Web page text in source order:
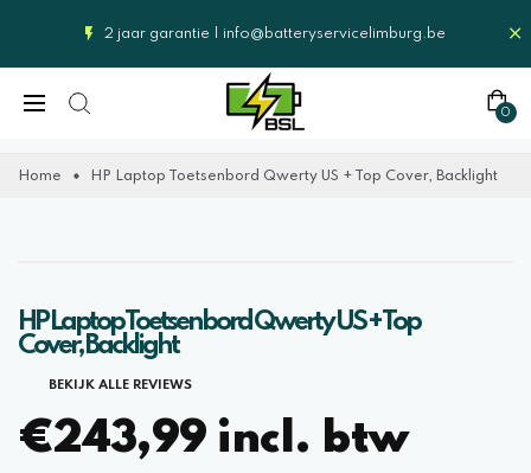
2 jaar garantie | info@batteryservicelimburg.be
0
Home HP Laptop Toetsenbord Qwerty US + Top Cover, Backlight
HP Laptop Toetsenbord Qwerty US + Top
Cover, Backlight
BEKIJK ALLE REVIEWS
€243,99 incl. btw